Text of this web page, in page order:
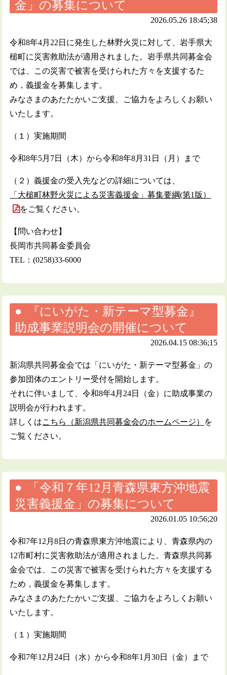
金」の募集について
2026.05.26 18:45;38
令和8年4月22日に発生した林野火災に対して、岩手県大
槌町に災害救助法が適用されました。岩手県共同募金会
では、この災害で被害を受けられた方々を支援するた
め，義援金を募集します。
みなさまのあたたかいご支援、ご協力をよろしくお願い
いたします。
（１）実施期間
令和8年5月7日（木）から令和8年8月31日（月）まで
（２）義援金の受入先などの詳細については、
「大槌町林野火災による災害義援金」募集要綱(第1版）
をご覧ください。
【問い合わせ】
長岡市共同募金委員会
TEL：(0258)33-6000
『にいがた・新テーマ型募金』
助成事業説明会の開催について
2026.04.15 08:36;15
新潟県共同募金会では「にいがた・新テーマ型募金」の
参加団体のエントリー受付を開始します。
それに伴いまして、令和8年4月24日（金）に助成事業の
説明会が行われます。
詳しくはこちら（新潟県共同募金会のホームページ） を
ご覧ください。
「令和７年12月青森県東方沖地震
災害義援金」の募集について
2026.01.05 10:56;20
令和7年12月8日の青森県東方沖地震により、青森県内の
12市町村に災害救助法が適用されました。青森県共同募
金会では、この災害で被害を受けられた方々を支援する
ため，義援金を募集します。
みなさまのあたたかいご支援、ご協力をよろしくお願い
いたします。
（１）実施期間
令和7年12月24日（水）から令和8年1月30日（金）まで